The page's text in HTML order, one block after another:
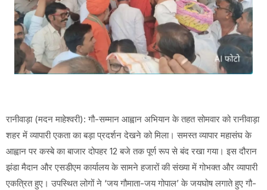
रानीवाड़ा (मदन माहेश्वरी): गौ-सम्मान आह्वान अभियान के तहत सोमवार को रानीवाड़ा
शहर में व्यापारी एकता का बड़ा प्रदर्शन देखने को मिला। समस्त व्यापार महासंघ के
आह्वान पर कस्बे का बाजार दोपहर 12 बजे तक पूर्ण रूप से बंद रखा गया। इस दौरान
झंडा मैदान और एसडीएम कार्यालय के सामने हजारों की संख्या में गोभक्त और व्यापारी
एकत्रित हुए। उपस्थित लोगों ने ‘जय गौमाता-जय गोपाल’ के जयघोष लगाते हुए गौ-